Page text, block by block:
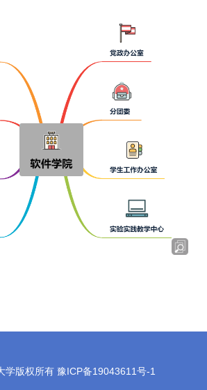
学版权所有 豫ICP备19043611号-1